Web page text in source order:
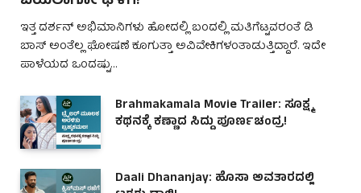
ಇತ್ತ ದರ್ಶನ್ ಅಭಿಮಾನಿಗಳು ಹೋದಲ್ಲಿ ಬಂದಲ್ಲಿ ಮತಿಗೆಟ್ಟವರಂತೆ ಡಿ
ಬಾಸ್ ಅಂತೆಲ್ಲ ಘೋಷಣೆ ಕೂಗುತ್ತಾ ಅವಿವೇಕಿಗಳಂತಾಡುತ್ತಿದ್ದಾರೆ. ಇದೇ
ಪಾಳೆಯದ ಒಂದಷ್ಟು…
Brahmakamala Movie Trailer: ಸೂಕ್ಷ್ಮ
ಕಥನಕ್ಕೆ ಕಣ್ಣಾದ ಸಿದ್ದು ಪೂರ್ಣಚಂದ್ರ!
Daali Dhananjay: ಹೊಸಾ ಅವತಾರದಲ್ಲಿ